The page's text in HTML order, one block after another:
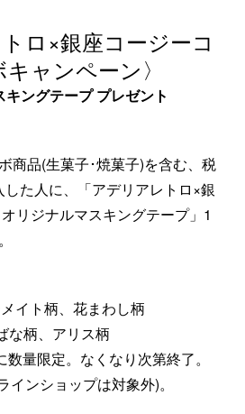
ロ×銀座コージーコ
ャンペーン〉
キングテープ プレゼント
商品(生菓子･焼菓子)を含む、税
た人に、「アデリアレトロ×銀
リジナルマスキングテープ」1
イト柄、花まわし柄
な柄、アリス柄
量限定。なくなり次第終了。
ンショップは対象外)。